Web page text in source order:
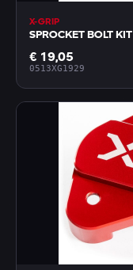
X-GRIP
SPROCKET BOLT KIT
€ 19,05
0513XG1929